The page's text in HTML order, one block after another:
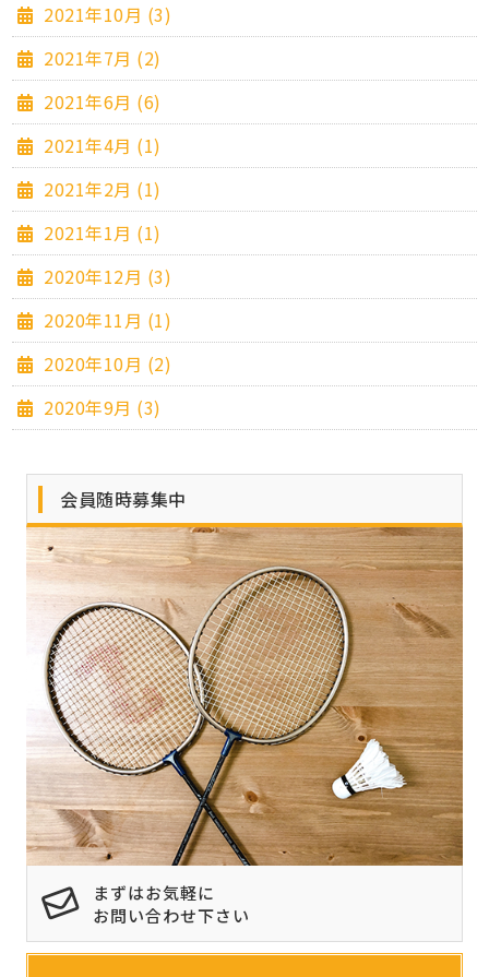
2021年10月 (3)
2021年7月 (2)
2021年6月 (6)
2021年4月 (1)
2021年2月 (1)
2021年1月 (1)
2020年12月 (3)
2020年11月 (1)
2020年10月 (2)
2020年9月 (3)
会員随時募集中
まずはお気軽に
お問い合わせ下さい